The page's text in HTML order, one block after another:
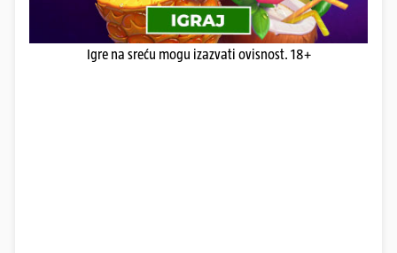
Igre na sreću mogu izazvati ovisnost. 18+